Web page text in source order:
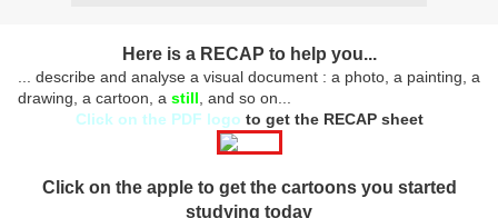
Here is a RECAP to help you...
... describe and analyse a visual document : a photo, a painting, a
drawing, a cartoon, a still , and so on...
Click on the PDF logo to get the RECAP sheet
Click on the apple to get the cartoons you started
studying today